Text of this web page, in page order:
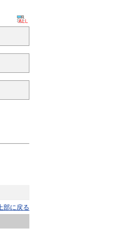
部に戻る